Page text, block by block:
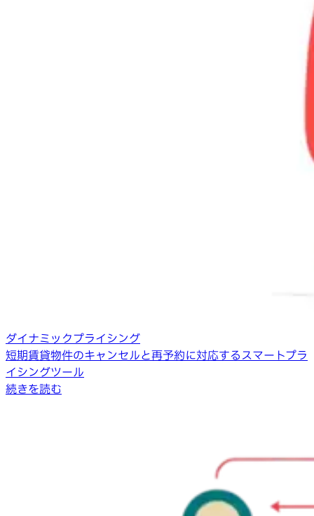
ダイナミックプライシング
短期賃貸物件のキャンセルと再予約に対応するスマートプラ
イシングツール
続きを読む